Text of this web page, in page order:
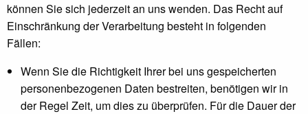
können Sie sich jederzeit an uns wenden. Das Recht auf
Einschränkung der Verarbeitung besteht in folgenden
Fällen:
Wenn Sie die Richtigkeit Ihrer bei uns gespeicherten
personenbezogenen Daten bestreiten, benötigen wir in
der Regel Zeit, um dies zu überprüfen. Für die Dauer der